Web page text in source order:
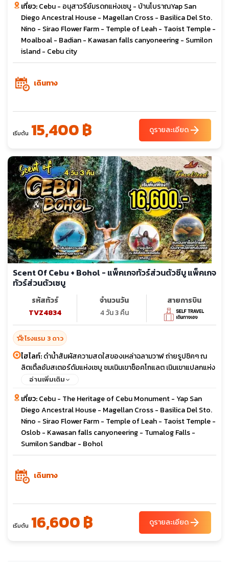
เที่ยว:Cebu - อนุสาวรีย์มรดกแห่งเซบู - บ้านโบราณYap San
Diego Ancestral House - Magellan Cross - Basilica Del Sto.
Nino - Sirao Flower Farm - Temple of Leah - Taoist Temple -
Moalboal - Badian - Kawasan falls canyoneering - Sumilon
island - Cebu city
เดินทาง
เริ่มต้น 15,400 ฿ ดูรายละเอียดarrow_forward
Scent Of Cebu + Bohol - แพ็คเกจทัวร์ส่วนตัวซีบู แพ็คเกจ
ทัวร์ส่วนตัวเซบู
รหัสทัวร์
TVZ4834
จำนวนวัน
4 วัน 3 คืน
สายการบิน
hotel_classโรงแรม 3 ดาว
ไฮไลท์:ดำน้ำสัมผัสความสดใสของเหล่าฉลามวาฬ ถ่ายรูปชิคๆ ณ
ลิตเติ้ลอัมสเตอร์ดัมแห่งเซบู ชมเนินเขาช็อคโกแลต เนินเขาแปลกแห่ง
โบฮอล
อ่านเพิ่มเติม
เที่ยว:Cebu - The Heritage of Cebu Monument - Yap San
Diego Ancestral House - Magellan Cross - Basilica Del Sto.
Nino - Sirao Flower Farm - Temple of Leah - Taoist Temple -
Oslob - Kawasan falls canyoneering - Tumalog Falls -
Sumilon Sandbar - Bohol
เดินทาง
เริ่มต้น 16,600 ฿ ดูรายละเอียดarrow_forward